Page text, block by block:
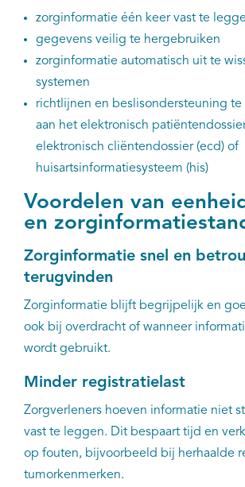
zorginformatie één keer vast te
gegevens veilig te hergebruiken
zorginformatie automatisch uit te
systemen
richtlijnen en beslisondersteuning
aan het elektronisch
elektronisch cliëntendossier (ecd) of
huisartsinformatiesysteem (his)
Voordelen van
en
Zorginformatie snel en
terugvinden
Zorginformatie blijft begrijpelijk en
ook bij overdracht of wanneer
wordt gebruikt.
Minder registratielast
Zorgverleners hoeven informatie niet
vast te leggen. Dit bespaart tijd en
op fouten, bijvoorbeeld bij herhaalde
tumorkenmerken.